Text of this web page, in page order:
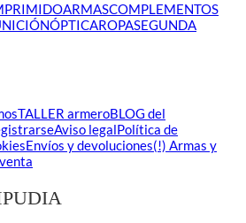
ARMASCOMPLEMENTOS
ÓPTICAROPASEGUNDA
TALLER armeroBLOG del
Aviso legalPolítica de
Envíos y devoluciones(!) Armas y